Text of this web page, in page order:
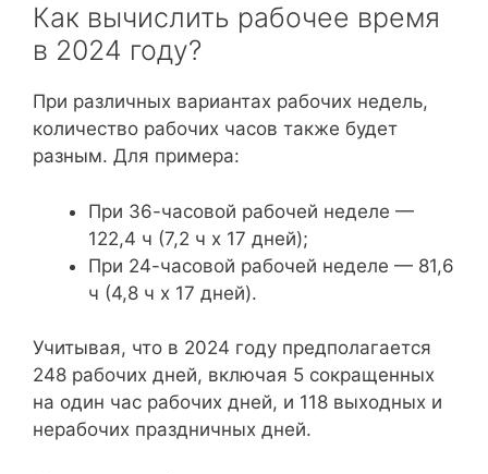
Как вычислить рабочее время
в 2024 году?
При различных вариантах рабочих недель,
количество рабочих часов также будет
разным. Для примера:
При 36-часовой рабочей неделе —
122,4 ч (7,2 ч x 17 дней);
При 24-часовой рабочей неделе — 81,6
ч (4,8 ч x 17 дней).
Учитывая, что в 2024 году предполагается
248 рабочих дней, включая 5 сокращенных
на один час рабочих дней, и 118 выходных и
нерабочих праздничных дней.